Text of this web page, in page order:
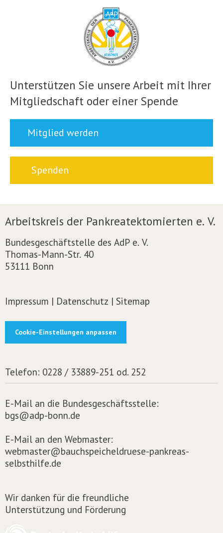
Unterstützen Sie unsere Arbeit mit Ihrer
Mitgliedschaft oder einer Spende
Mitglied werden
Spenden
Arbeitskreis der Pankreatektomierten e. V.
Bundesgeschäftstelle des AdP e. V.
Thomas-Mann-Str. 40
53111 Bonn
Impressum | Datenschutz | Sitemap
Cookie-Einstellungen anpassen
Telefon: 0228 / 33889-251 od. 252
E-Mail an die Bundesgeschäftsstelle:
bgs@adp-bonn.de
E-Mail an den Webmaster:
webmaster@bauchspeicheldruese-pankreas-
selbsthilfe.de
Wir danken für die freundliche
Unterstützung und Förderung